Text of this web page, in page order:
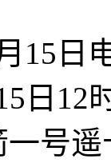
15日
日12
号